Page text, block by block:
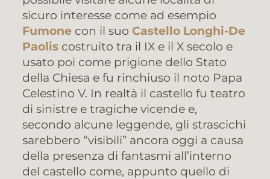
sicuro interesse come ad esempio
Fumonecon il suo Castello Longhi-De
Paoliscostruito tra il IX e il X secolo e
usato poi come prigione dello Stato
della Chiesa e fu rinchiuso il noto Papa
Celestino V. In realtà il castello fu teatro
di sinistre e tragiche vicende e,
secondo alcune leggende, gli strascichi
sarebbero “visibili” ancora oggi a causa
della presenza di fantasmi all’interno
del castello come, appunto quello di